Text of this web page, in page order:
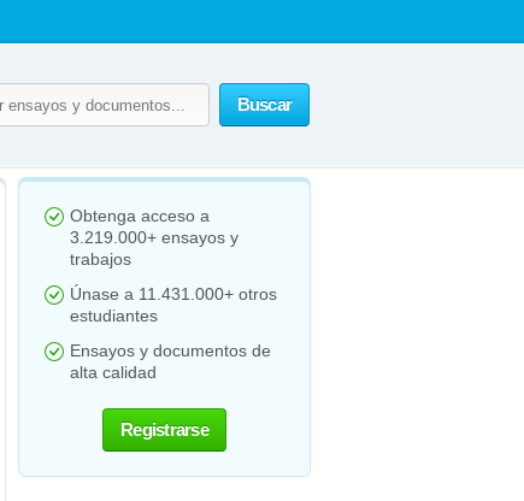
Buscar
Obtenga acceso a
3.219.000+ ensayos y
trabajos
Únase a 11.431.000+ otros
estudiantes
Ensayos y documentos de
alta calidad
Registrarse